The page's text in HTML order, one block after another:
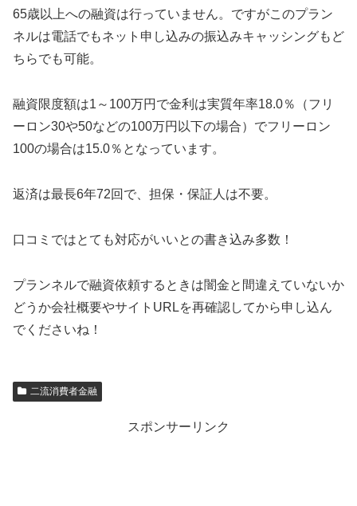
65歳以上への融資は行っていません。ですがこのプラン
ネルは電話でもネット申し込みの振込みキャッシングもど
ちらでも可能。
融資限度額は1～100万円で金利は実質年率18.0％（フリ
ーロン30や50などの100万円以下の場合）でフリーロン
100の場合は15.0％となっています。
返済は最長6年72回で、担保・保証人は不要。
口コミではとても対応がいいとの書き込み多数！
プランネルで融資依頼するときは闇金と間違えていないか
どうか会社概要やサイトURLを再確認してから申し込ん
でくださいね！
二流消費者金融
スポンサーリンク